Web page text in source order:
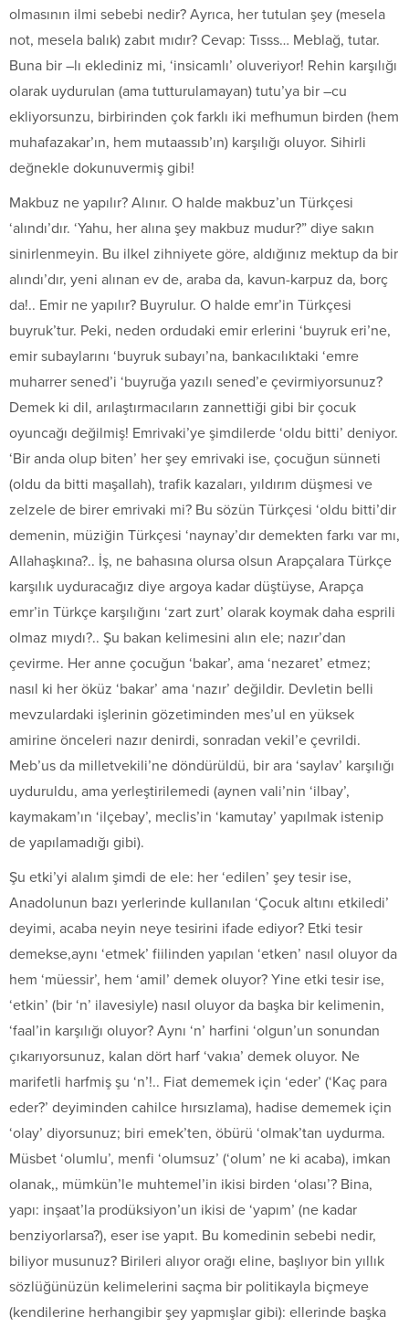
olmasının ilmi sebebi nedir? Ayrıca, her tutulan şey (mesela
not, mesela balık) zabıt mıdır? Cevap: Tısss… Meblağ, tutar.
Buna bir –lı eklediniz mi, ‘insicamlı’ oluveriyor! Rehin karşılığı
olarak uydurulan (ama tutturulamayan) tutu’ya bir –cu
ekliyorsunzu, birbirinden çok farklı iki mefhumun birden (hem
muhafazakar’ın, hem mutaassıb’ın) karşılığı oluyor. Sihirli
değnekle dokunuvermiş gibi!
Makbuz ne yapılır? Alınır. O halde makbuz’un Türkçesi
‘alındı’dır. ‘Yahu, her alına şey makbuz mudur?” diye sakın
sinirlenmeyin. Bu ilkel zihniyete göre, aldığınız mektup da bir
alındı’dır, yeni alınan ev de, araba da, kavun-karpuz da, borç
da!.. Emir ne yapılır? Buyrulur. O halde emr’in Türkçesi
buyruk’tur. Peki, neden ordudaki emir erlerini ‘buyruk eri’ne,
emir subaylarını ‘buyruk subayı’na, bankacılıktaki ‘emre
muharrer sened’i ‘buyruğa yazılı sened’e çevirmiyorsunuz?
Demek ki dil, arılaştırmacıların zannettiği gibi bir çocuk
oyuncağı değilmiş! Emrivaki’ye şimdilerde ‘oldu bitti’ deniyor.
‘Bir anda olup biten’ her şey emrivaki ise, çocuğun sünneti
(oldu da bitti maşallah), trafik kazaları, yıldırım düşmesi ve
zelzele de birer emrivaki mi? Bu sözün Türkçesi ‘oldu bitti’dir
demenin, müziğin Türkçesi ‘naynay’dır demekten farkı var mı,
Allahaşkına?.. İş, ne bahasına olursa olsun Arapçalara Türkçe
karşılık uyduracağız diye argoya kadar düştüyse, Arapça
emr’in Türkçe karşılığını ‘zart zurt’ olarak koymak daha esprili
olmaz mıydı?.. Şu bakan kelimesini alın ele; nazır’dan
çevirme. Her anne çocuğun ‘bakar’, ama ‘nezaret’ etmez;
nasıl ki her öküz ‘bakar’ ama ‘nazır’ değildir. Devletin belli
mevzulardaki işlerinin gözetiminden mes’ul en yüksek
amirine önceleri nazır denirdi, sonradan vekil’e çevrildi.
Meb’us da milletvekili’ne döndürüldü, bir ara ‘saylav’ karşılığı
uyduruldu, ama yerleştirilemedi (aynen vali’nin ‘ilbay’,
kaymakam’ın ‘ilçebay’, meclis’in ‘kamutay’ yapılmak istenip
de yapılamadığı gibi).
Şu etki’yi alalım şimdi de ele: her ‘edilen’ şey tesir ise,
Anadolunun bazı yerlerinde kullanılan ‘Çocuk altını etkiledi’
deyimi, acaba neyin neye tesirini ifade ediyor? Etki tesir
demekse,aynı ‘etmek’ fiilinden yapılan ‘etken’ nasıl oluyor da
hem ‘müessir’, hem ‘amil’ demek oluyor? Yine etki tesir ise,
‘etkin’ (bir ‘n’ ilavesiyle) nasıl oluyor da başka bir kelimenin,
‘faal’in karşılığı oluyor? Aynı ‘n’ harfini ‘olgun’un sonundan
çıkarıyorsunuz, kalan dört harf ‘vakıa’ demek oluyor. Ne
marifetli harfmiş şu ‘n’!.. Fiat dememek için ‘eder’ (‘Kaç para
eder?’ deyiminden cahilce hırsızlama), hadise dememek için
‘olay’ diyorsunuz; biri emek’ten, öbürü ‘olmak’tan uydurma.
Müsbet ‘olumlu’, menfi ‘olumsuz’ (‘olum’ ne ki acaba), imkan
olanak,, mümkün’le muhtemel’in ikisi birden ‘olası’? Bina,
yapı: inşaat’la prodüksiyon’un ikisi de ‘yapım’ (ne kadar
benziyorlarsa?), eser ise yapıt. Bu komedinin sebebi nedir,
biliyor musunuz? Birileri alıyor orağı eline, başlıyor bin yıllık
sözlüğünüzün kelimelerini saçma bir politikayla biçmeye
(kendilerine herhangibir şey yapmışlar gibi): ellerinde başka